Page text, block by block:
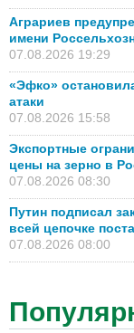
Аграриев
имени
07.08.2026 19:29
«Эфко»
атаки
07.08.2026 15:58
Экспортные
цены на зерно в
07.08.2026 08:30
Путин подписал
всей цепочке
07.08.2026 08:00